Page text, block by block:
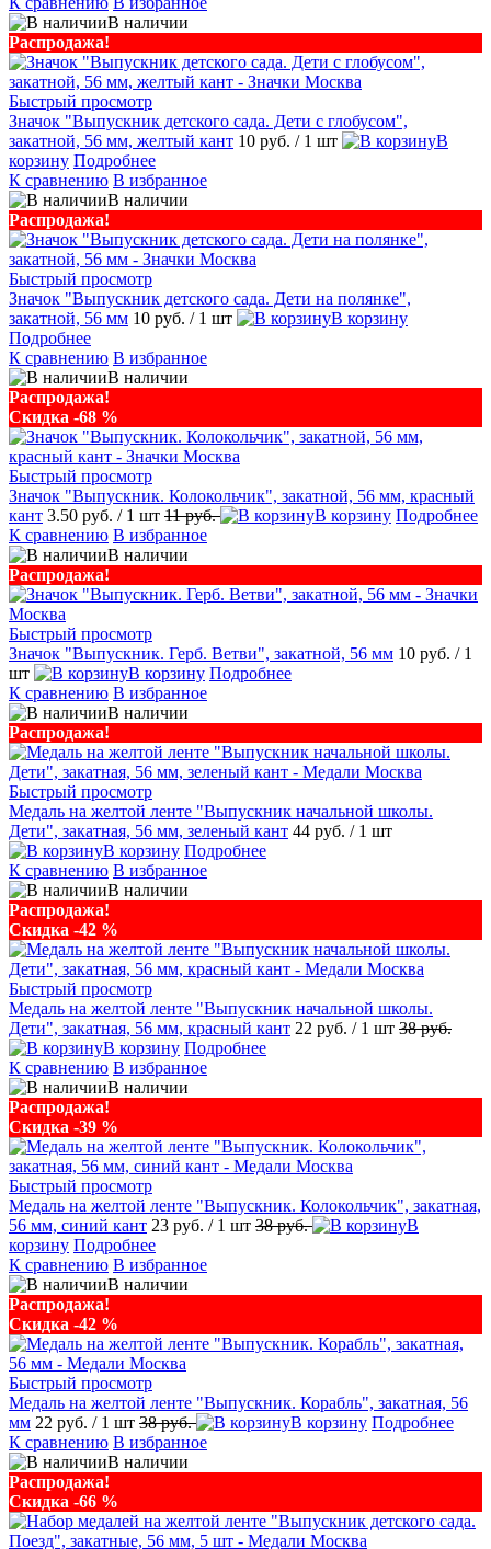
В наличии
Распродажа!
Быстрый просмотр
Значок "Выпускник детского сада. Дети с глобусом",
закатной, 56 мм, желтый кант 10 руб. / 1 шт
В
корзину Подробнее
К сравнению В избранное
В наличии
Распродажа!
Быстрый просмотр
Значок "Выпускник детского сада. Дети на полянке",
закатной, 56 мм 10 руб. / 1 шт
В корзину
Подробнее
К сравнению В избранное
В наличии
Распродажа!
Скидка -68 %
Быстрый просмотр
Значок "Выпускник. Колокольчик", закатной, 56 мм, красный
кант 3.50 руб. / 1 шт 11 руб. В корзину Подробнее
К сравнению В избранное
В наличии
Распродажа!
Быстрый просмотр
Значок "Выпускник. Герб. Ветви", закатной, 56 мм 10 руб. / 1
шт
В корзину Подробнее
К сравнению В избранное
В наличии
Распродажа!
Быстрый просмотр
Медаль на желтой ленте "Выпускник начальной школы.
Дети", закатная, 56 мм, зеленый кант 44 руб. / 1 шт
В корзину Подробнее
К сравнению В избранное
В наличии
Распродажа!
Скидка -42 %
Быстрый просмотр
Медаль на желтой ленте "Выпускник начальной школы.
Дети", закатная, 56 мм, красный кант 22 руб. / 1 шт 38 руб.
В корзину Подробнее
К сравнению В избранное
В наличии
Распродажа!
Скидка -39 %
Быстрый просмотр
Медаль на желтой ленте "Выпускник. Колокольчик", закатная,
56 мм, синий кант 23 руб. / 1 шт 38 руб.
В
корзину Подробнее
К сравнению В избранное
В наличии
Распродажа!
Скидка -42 %
Быстрый просмотр
Медаль на желтой ленте "Выпускник. Корабль", закатная, 56
мм 22 руб. / 1 шт 38 руб. В корзину Подробнее
К сравнению В избранное
В наличии
Распродажа!
Скидка -66 %